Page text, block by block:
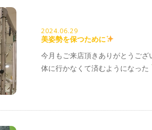
2024.06.29
美姿勢を保つために
今月もご来店頂きありがとうござ
体に行かなくて済むようになった